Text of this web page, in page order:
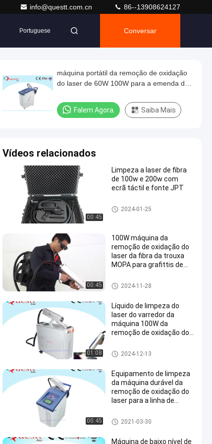
info@questt.com.cn 86--13908624127
Portuguese Conversar
máquina portátil da remoção de oxidação
do laser de 60W 100W para a emenda da
Falem Agora. Saiba Mais
Vídeos relacionados
00:45
Limpeza a laser de fibra
de 100w e 200w com
ecrã táctil e fonte JPT
Máquina da limpeza do laser
2024-01-25
00:45
100W máquina da
remoção de oxidação do
laser da fibra da trouxa
MOPA para grafittis de
Remoção de oxidação do lase
r
2024-11-28
01:08
Líquido de limpeza do
laser do varredor da
máquina 100W da
remoção de oxidação do
Remoção de oxidação do lase
r
2024-12-13
00:45
Equipamento de limpeza
da máquina durável da
remoção de oxidação do
laser para a linha de
oxidação no automóvel
do carro
Remoção de oxidação do lase
r
2021-03-30
Máquina de baixo nível de